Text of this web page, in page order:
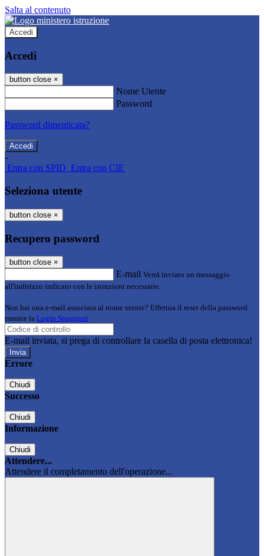
Salta al contenuto
Accedi
Accedi
button close ×
Nome Utente
Password
Password dimenticata?
-
Entra con SPID Entra con CIE
Seleziona utente
button close ×
Recupero password
button close ×
E-mail Verrà inviato un messaggio
all'indirizzo indicato con le istruzioni necessarie.
Non hai una e-mail associata al nome utente? Effettua il reset della password
tramite la Login Spaggiari
E-mail inviata, si prega di controllare la casella di posta elettronica!
Errore
Chiudi
Successo
Chiudi
Informazione
Chiudi
Attendere...
Attendere il completamento dell'operazione...